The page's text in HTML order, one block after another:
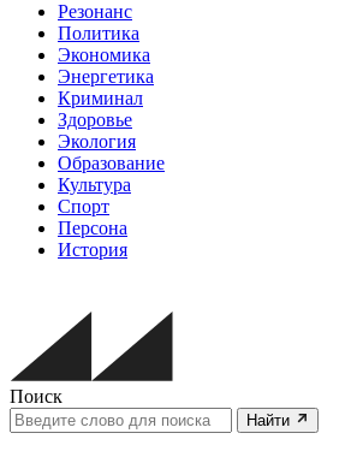
Резонанс
Политика
Экономика
Энергетика
Криминал
Здоровье
Экология
Образование
Культура
Спорт
Персона
История
Поиск
Найти